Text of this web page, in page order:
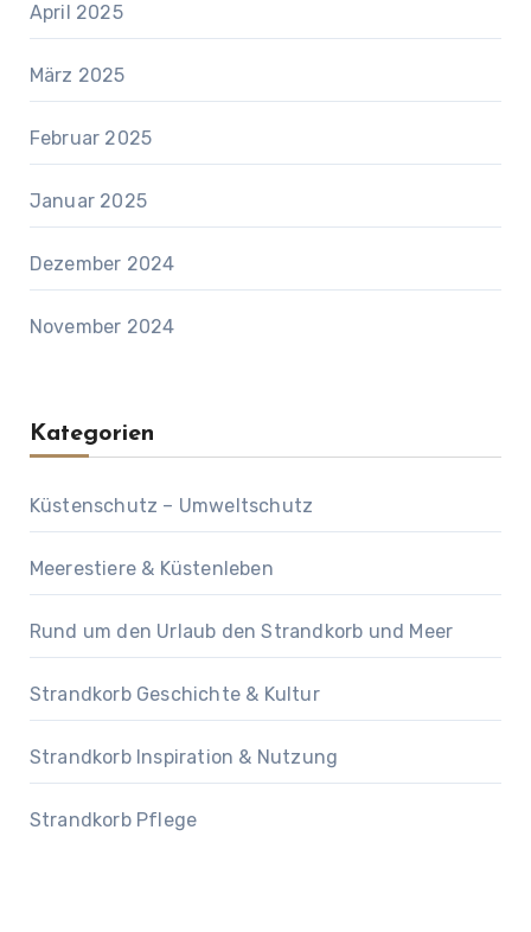
April 2025
März 2025
Februar 2025
Januar 2025
Dezember 2024
November 2024
Kategorien
Küstenschutz – Umweltschutz
Meerestiere & Küstenleben
Rund um den Urlaub den Strandkorb und Meer
Strandkorb Geschichte & Kultur
Strandkorb Inspiration & Nutzung
Strandkorb Pflege